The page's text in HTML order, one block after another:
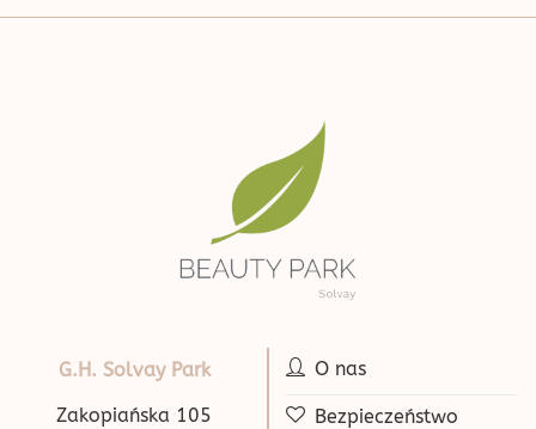
G.H. Solvay Park
Zakopiańska 105
O nas
Bezpieczeństwo